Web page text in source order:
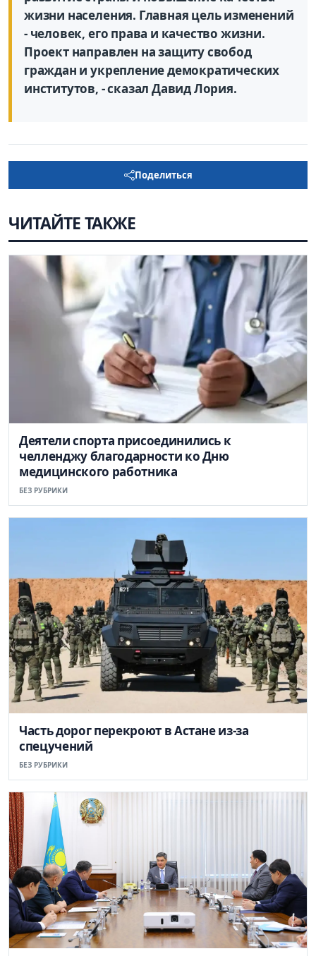
жизни населения. Главная цель изменений
- человек, его права и качество жизни.
Проект направлен на защиту свобод
граждан и укрепление демократических
институтов, - сказал Давид Лория.
Поделиться
ЧИТАЙТЕ ТАКЖЕ
Деятели спорта присоединились к
челленджу благодарности ко Дню
медицинского работника
БЕЗ РУБРИКИ
Часть дорог перекроют в Астане из-за
спецучений
БЕЗ РУБРИКИ